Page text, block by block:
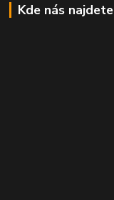
Kde nás najdete